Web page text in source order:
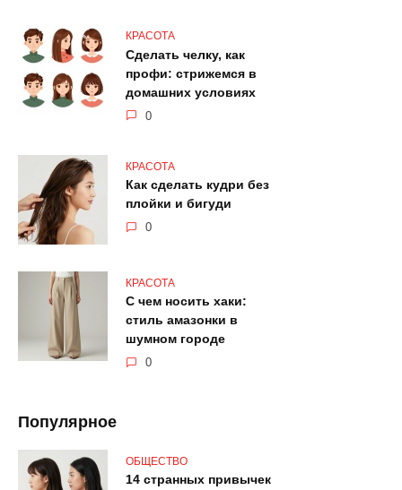
КРАСОТА
Сделать челку, как
профи: стрижемся в
домашних условиях
0
КРАСОТА
Как сделать кудри без
плойки и бигуди
0
КРАСОТА
С чем носить хаки:
стиль амазонки в
шумном городе
0
Популярное
ОБЩЕСТВО
14 странных привычек